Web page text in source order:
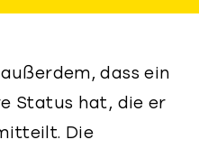
dass ein
Status hat, die er
Die